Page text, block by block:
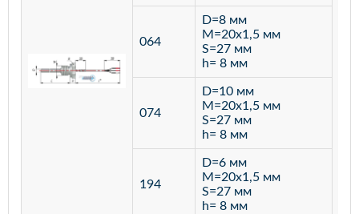
064
D=8 мм
M=20х1,5 мм
S=27 мм
h= 8 мм
074
D=10 мм
M=20х1,5 мм
S=27 мм
h= 8 мм
194
D=6 мм
M=20х1,5 мм
S=27 мм
h= 8 мм